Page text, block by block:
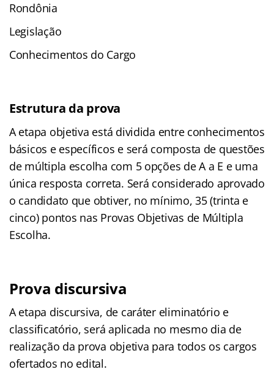
Rondônia
Legislação
Conhecimentos do Cargo
Estrutura da prova
A etapa objetiva está dividida entre conhecimentos
básicos e específicos e será composta de questões
de múltipla escolha com 5 opções de A a E e uma
única resposta correta. Será considerado aprovado
o candidato que obtiver, no mínimo, 35 (trinta e
cinco) pontos nas Provas Objetivas de Múltipla
Escolha.
Prova discursiva
A etapa discursiva, de caráter eliminatório e
classificatório, será aplicada no mesmo dia de
realização da prova objetiva para todos os cargos
ofertados no edital.